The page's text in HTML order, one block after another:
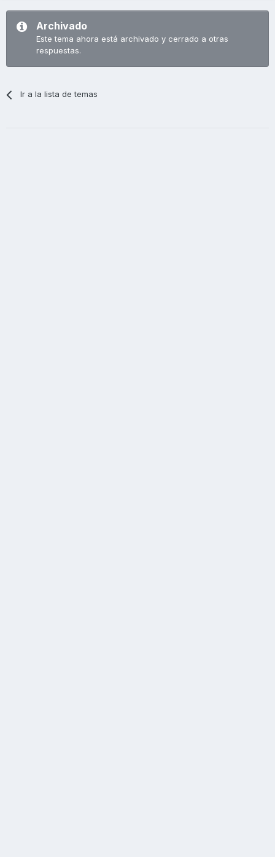
Archivado
Este tema ahora está archivado y cerrado a otras
respuestas.
Ir a la lista de temas